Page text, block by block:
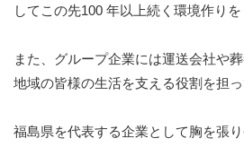
して この先100 年以上続く環境作りを
また、グループ企業には運送会社や
地域の皆様の生活を支える役割を担っ
福島県を代表する企業として胸を張